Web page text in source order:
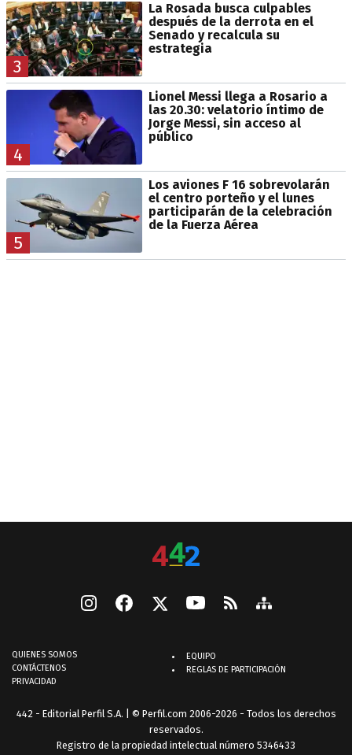
3
La Rosada busca culpables
después de la derrota en el
Senado y recalcula su
estrategia
4
Lionel Messi llega a Rosario a
las 20.30: velatorio íntimo de
Jorge Messi, sin acceso al
público
5
Los aviones F 16 sobrevolarán
el centro porteño y el lunes
participarán de la celebración
de la Fuerza Aérea
QUIENES SOMOS
CONTÁCTENOS
PRIVACIDAD
EQUIPO
REGLAS DE PARTICIPACIÓN
442 - Editorial Perfil S.A. | © Perfil.com 2006-2026 - Todos los derechos
reservados.
Registro de la propiedad intelectual número 5346433